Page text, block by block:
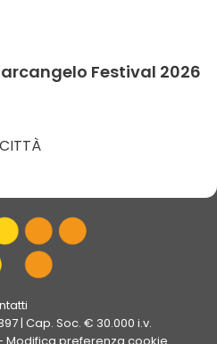
Festival 2026
| Cap. Soc. € 30.000 i.v.